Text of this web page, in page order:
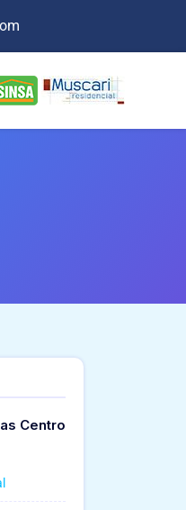
Centro